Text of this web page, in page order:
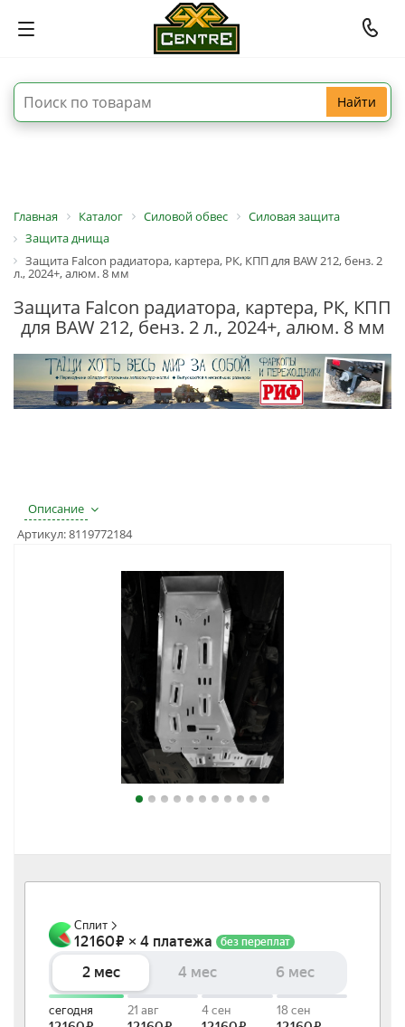
Найти
Главная Каталог Силовой обвес
Силовая защита
Защита днища
Защита Falcon радиатора, картера, РК, КПП для BAW 212, бенз. 2
л., 2024+, алюм. 8 мм
Защита Falcon радиатора, картера, РК, КПП
для BAW 212, бенз. 2 л., 2024+, алюм. 8 мм
Описание
Артикул:8119772184